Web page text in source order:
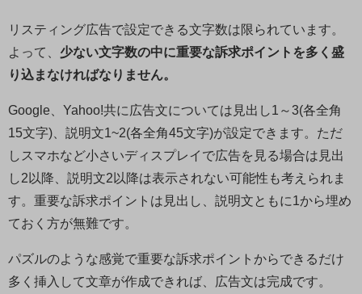
リスティング広告で設定できる文字数は限られています。
よって、 少ない文字数の中に重要な訴求ポイントを多く盛
り込まなければなりません。
Google、Yahoo!共に広告文については見出し1～3(各全角
15文字)、説明文1~2(各全角45文字)が設定できます。ただ
しスマホなど小さいディスプレイで広告を見る場合は見出
し2以降、説明文2以降は表示されない可能性も考えられま
す。重要な訴求ポイントは見出し、説明文ともに1から埋め
ておく方が無難です。
パズルのような感覚で重要な訴求ポイントからできるだけ
多く挿入して文章が作成できれば、広告文は完成です。